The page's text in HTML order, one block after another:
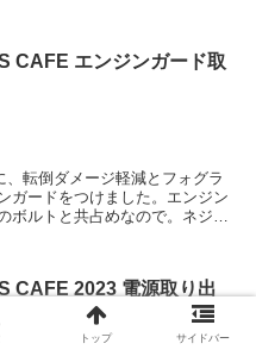
CAFE エンジンガード取
転倒ダメージ軽減とフォグラ
ガードをつけました。エンジン
ボルトと共占めなので。ネジを
CAFE 2023 電源取り出
点等
トップ サイドバー